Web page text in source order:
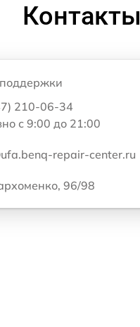
Контакты
210-06-34
с 9:00 до 21:00
repair-center.ru
96/98